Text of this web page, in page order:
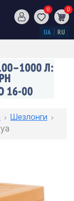
0 0
UA RU
Шезлонги